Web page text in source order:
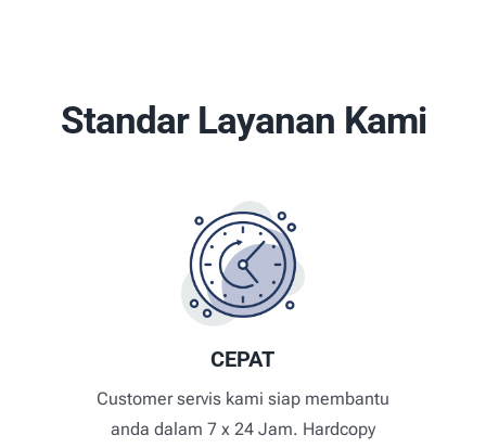
Standar Layanan Kami
CEPAT
Customer servis kami siap membantu
anda dalam 7 x 24 Jam. Hardcopy